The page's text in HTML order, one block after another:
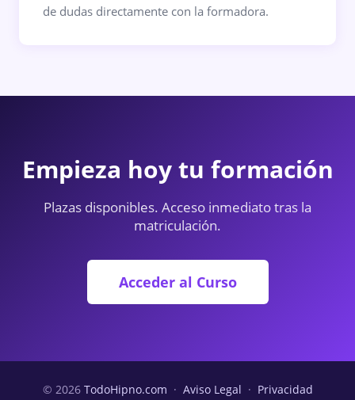
de dudas directamente con la formadora.
Empieza hoy tu formación
Plazas disponibles. Acceso inmediato tras la
matriculación.
Acceder al Curso
© 2026 TodoHipno.com · Aviso Legal · Privacidad